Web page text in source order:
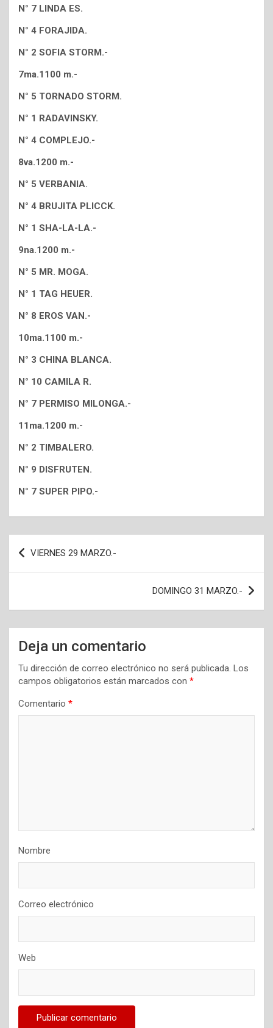
N° 7 LINDA ES.
N° 4 FORAJIDA.
N° 2 SOFIA STORM.-
7ma.1100 m.-
N° 5 TORNADO STORM.
N° 1 RADAVINSKY.
N° 4 COMPLEJO.-
8va.1200 m.-
N° 5 VERBANIA.
N° 4 BRUJITA PLICCK.
N° 1 SHA-LA-LA.-
9na.1200 m.-
N° 5 MR. MOGA.
N° 1 TAG HEUER.
N° 8 EROS VAN.-
10ma.1100 m.-
N° 3 CHINA BLANCA.
N° 10 CAMILA R.
N° 7 PERMISO MILONGA.-
11ma.1200 m.-
N° 2 TIMBALERO.
N° 9 DISFRUTEN.
N° 7 SUPER PIPO.-
Navegación
de
VIERNES 29 MARZO.-
DOMINGO 31 MARZO.-
Deja un comentario
Tu dirección de correo electrónico no será publicada. Los
campos obligatorios están marcados con *
Comentario *
Nombre
Correo electrónico
Web